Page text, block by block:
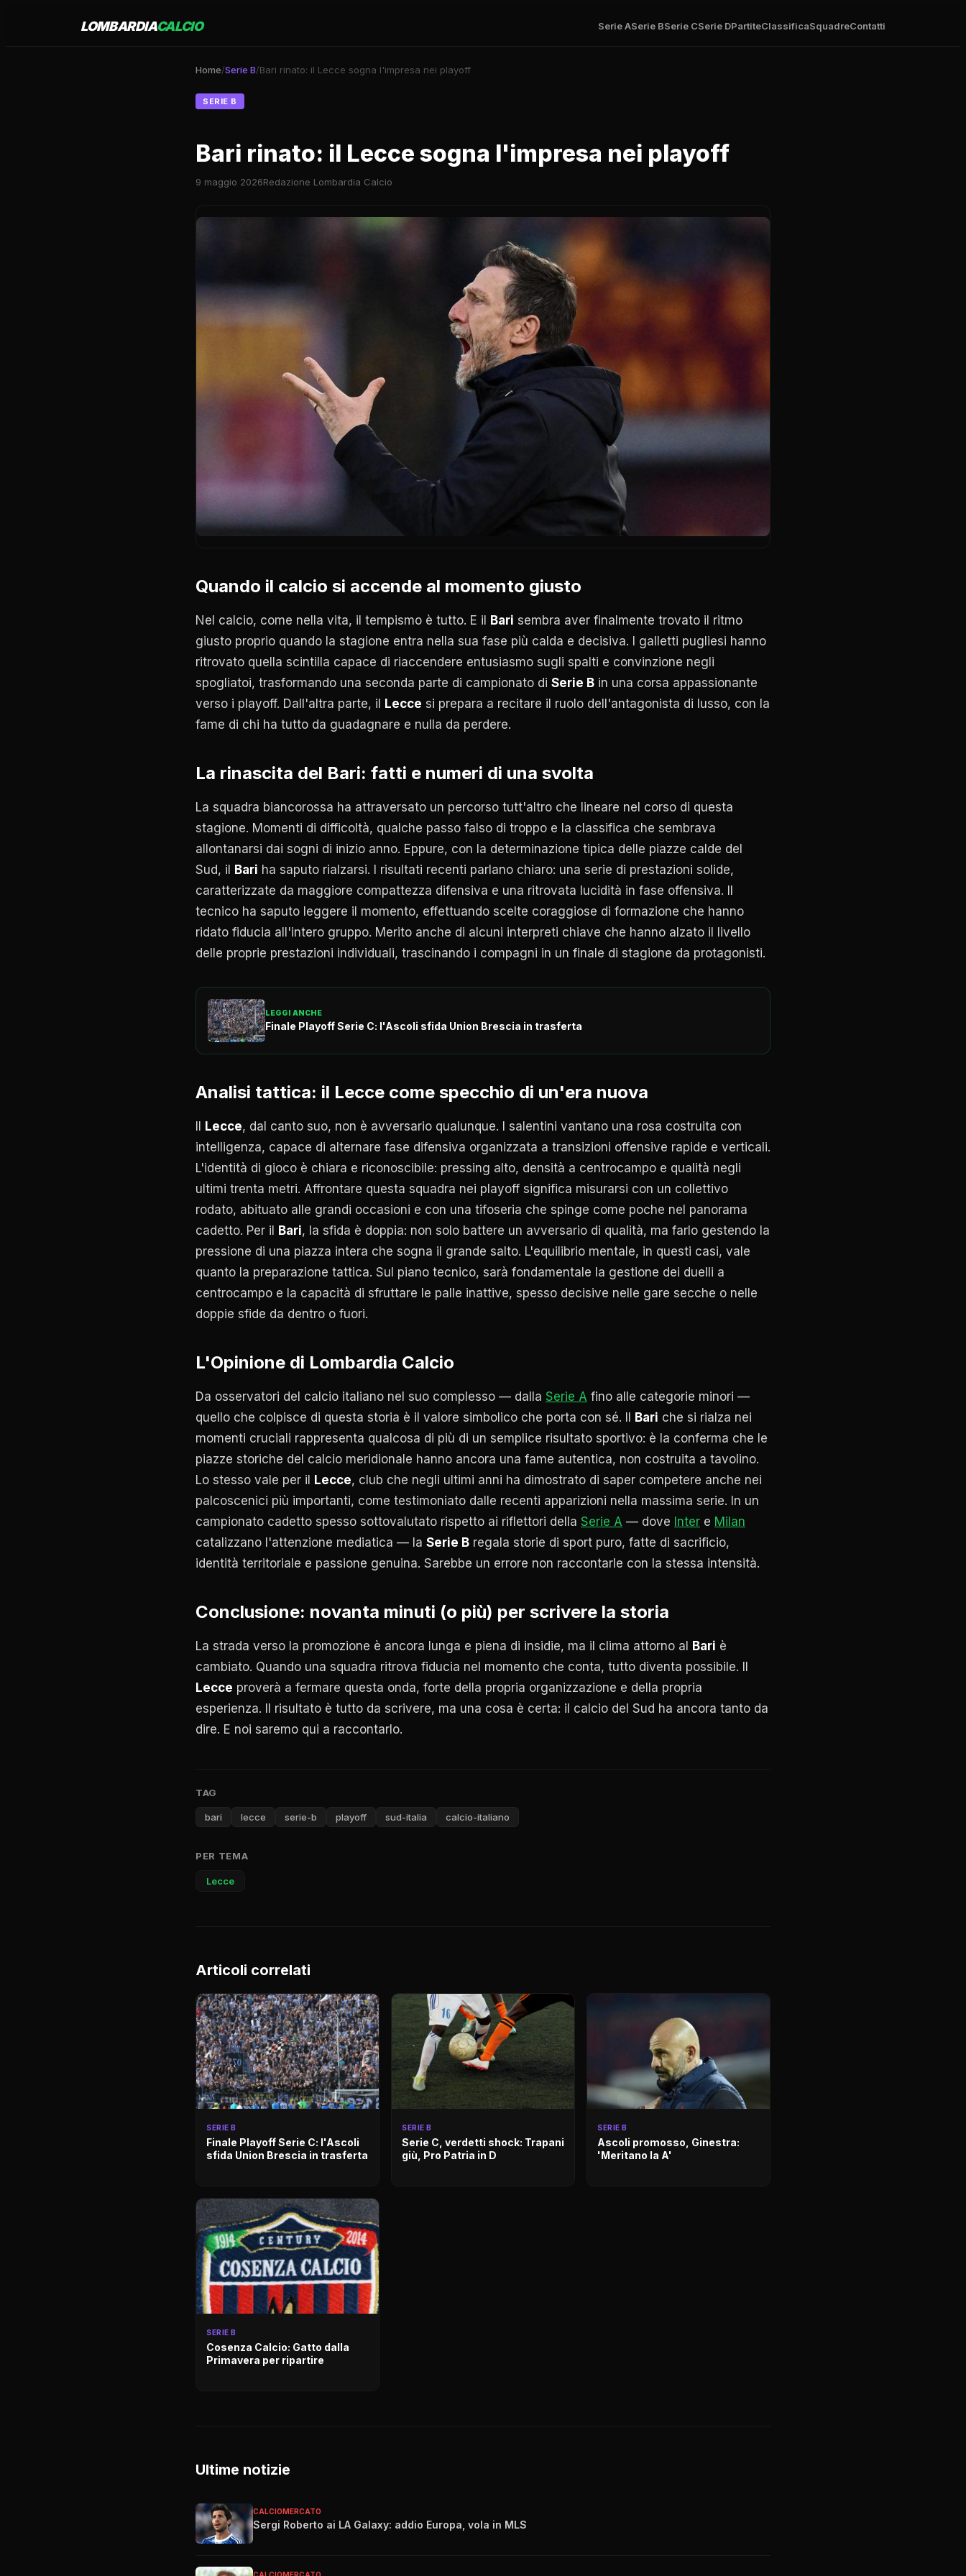
LOMBARDIACALCIO Serie ASerie BSerie CSerie DPartiteClassificaSquadreContatti
Home/Serie B/Bari rinato: il Lecce sogna l'impresa nei playoff
SERIE B
Bari rinato: il Lecce sogna l'impresa nei playoff
9 maggio 2026Redazione Lombardia Calcio
Quando il calcio si accende al momento giusto
Nel calcio, come nella vita, il tempismo è tutto. E il Bari sembra aver finalmente trovato il ritmo
giusto proprio quando la stagione entra nella sua fase più calda e decisiva. I galletti pugliesi hanno
ritrovato quella scintilla capace di riaccendere entusiasmo sugli spalti e convinzione negli
spogliatoi, trasformando una seconda parte di campionato di Serie B in una corsa appassionante
verso i playoff. Dall'altra parte, il Lecce si prepara a recitare il ruolo dell'antagonista di lusso, con la
fame di chi ha tutto da guadagnare e nulla da perdere.
La rinascita del Bari: fatti e numeri di una svolta
La squadra biancorossa ha attraversato un percorso tutt'altro che lineare nel corso di questa
stagione. Momenti di difficoltà, qualche passo falso di troppo e la classifica che sembrava
allontanarsi dai sogni di inizio anno. Eppure, con la determinazione tipica delle piazze calde del
Sud, il Bari ha saputo rialzarsi. I risultati recenti parlano chiaro: una serie di prestazioni solide,
caratterizzate da maggiore compattezza difensiva e una ritrovata lucidità in fase offensiva. Il
tecnico ha saputo leggere il momento, effettuando scelte coraggiose di formazione che hanno
ridato fiducia all'intero gruppo. Merito anche di alcuni interpreti chiave che hanno alzato il livello
delle proprie prestazioni individuali, trascinando i compagni in un finale di stagione da protagonisti.
LEGGI ANCHE
Finale Playoff Serie C: l'Ascoli sfida Union Brescia in trasferta
Analisi tattica: il Lecce come specchio di un'era nuova
Il Lecce, dal canto suo, non è avversario qualunque. I salentini vantano una rosa costruita con
intelligenza, capace di alternare fase difensiva organizzata a transizioni offensive rapide e verticali.
L'identità di gioco è chiara e riconoscibile: pressing alto, densità a centrocampo e qualità negli
ultimi trenta metri. Affrontare questa squadra nei playoff significa misurarsi con un collettivo
rodato, abituato alle grandi occasioni e con una tifoseria che spinge come poche nel panorama
cadetto. Per il Bari, la sfida è doppia: non solo battere un avversario di qualità, ma farlo gestendo la
pressione di una piazza intera che sogna il grande salto. L'equilibrio mentale, in questi casi, vale
quanto la preparazione tattica. Sul piano tecnico, sarà fondamentale la gestione dei duelli a
centrocampo e la capacità di sfruttare le palle inattive, spesso decisive nelle gare secche o nelle
doppie sfide da dentro o fuori.
L'Opinione di Lombardia Calcio
Da osservatori del calcio italiano nel suo complesso — dalla Serie A fino alle categorie minori —
quello che colpisce di questa storia è il valore simbolico che porta con sé. Il Bari che si rialza nei
momenti cruciali rappresenta qualcosa di più di un semplice risultato sportivo: è la conferma che le
piazze storiche del calcio meridionale hanno ancora una fame autentica, non costruita a tavolino.
Lo stesso vale per il Lecce, club che negli ultimi anni ha dimostrato di saper competere anche nei
palcoscenici più importanti, come testimoniato dalle recenti apparizioni nella massima serie. In un
campionato cadetto spesso sottovalutato rispetto ai riflettori della Serie A — dove Inter e Milan
catalizzano l'attenzione mediatica — la Serie B regala storie di sport puro, fatte di sacrificio,
identità territoriale e passione genuina. Sarebbe un errore non raccontarle con la stessa intensità.
Conclusione: novanta minuti (o più) per scrivere la storia
La strada verso la promozione è ancora lunga e piena di insidie, ma il clima attorno al Bari è
cambiato. Quando una squadra ritrova fiducia nel momento che conta, tutto diventa possibile. Il
Lecce proverà a fermare questa onda, forte della propria organizzazione e della propria
esperienza. Il risultato è tutto da scrivere, ma una cosa è certa: il calcio del Sud ha ancora tanto da
dire. E noi saremo qui a raccontarlo.
TAG
bari lecce serie-b playoff sud-italia calcio-italiano
PER TEMA
Lecce
Articoli correlati
SERIE B
Finale Playoff Serie C: l'Ascoli
sfida Union Brescia in trasferta
SERIE B
Serie C, verdetti shock: Trapani
giù, Pro Patria in D
SERIE B
Ascoli promosso, Ginestra:
'Meritano la A'
SERIE B
Cosenza Calcio: Gatto dalla
Primavera per ripartire
Ultime notizie
CALCIOMERCATO
Sergi Roberto ai LA Galaxy: addio Europa, vola in MLS